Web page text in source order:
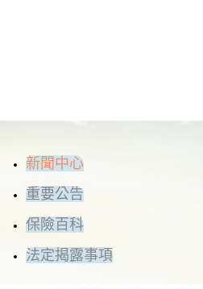
新聞中心
重要公告
保險百科
法定揭露事項